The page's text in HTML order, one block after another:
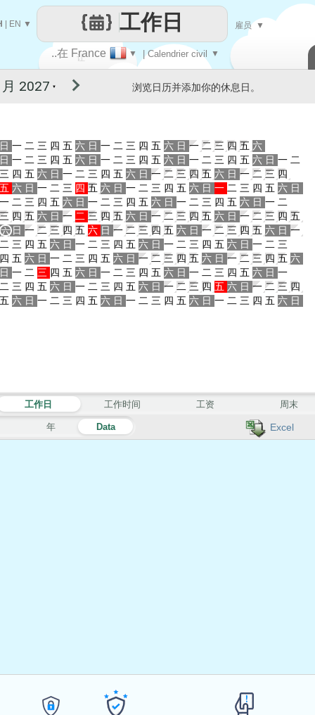
让
..在 France ▼ | Calendrier civil ▼
工作日
EN ▼ 雇员 ▼
Excel
▼ 浏览日历并添加你的休息日。
日 一 二 三 四 五 六 日 一 二 三 四 五 六 日 一 二 三 四 五 六
日 一 二 三 四 五 六 日 一 二 三 四 五 六 日 一 二 三 四 五 六 日 一 二
三 四 五 六 日 一 二 三 四 五 六 日 一 二 三 四 五 六 日 一 二 三 四
五 六 日 一 二 三 四 五 六 日 一 二 三 四 五 六 日 一 二 三 四 五 六 日
一 二 三 四 五 六 日 一 二 三 四 五 六 日 一 二 三 四 五 六 日 一 二
三 四 五 六 日 一 二 三 四 五 六 日 一 二 三 四 五 六 日 一 二 三 四 五
六 日 一 二 三 四 五 六 日 一 二 三 四 五 六 日 一 二 三 四 五 六 日 一
二 三 四 五 六 日 一 二 三 四 五 六 日 一 二 三 四 五 六 日 一 二 三
四 五 六 日 一 二 三 四 五 六 日 一 二 三 四 五 六 日 一 二 三 四 五 六
日 一 二 三 四 五 六 日 一 二 三 四 五 六 日 一 二 三 四 五 六 日 一
二 三 四 五 六 日 一 二 三 四 五 六 日 一 二 三 四 五 六 日 一 二 三 四
五 六 日 一 二 三 四 五 六 日 一 二 三 四 五 六 日 一 二 三 四 五 六 日
年 Data
工作日 工作时间 工资 周末